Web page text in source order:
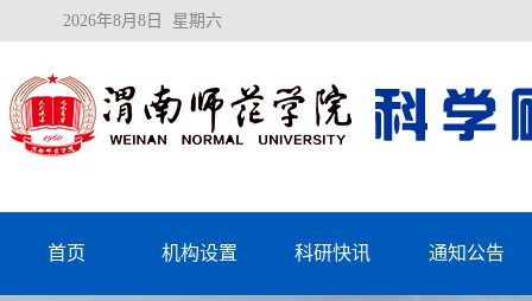
2026年8月8日 星期六
首页 机构设置 科研快讯 通知公告